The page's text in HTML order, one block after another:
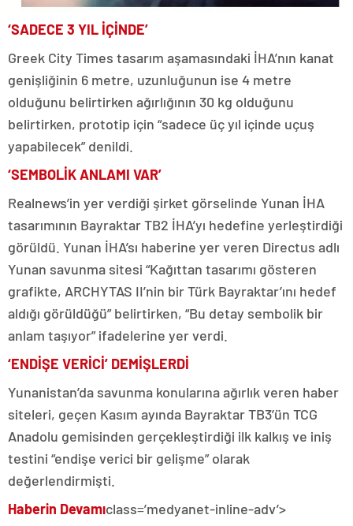
‘SADECE 3 YIL İÇİNDE’
Greek City Times tasarım aşamasındaki İHA’nın kanat
genişliğinin 6 metre, uzunluğunun ise 4 metre
olduğunu belirtirken ağırlığının 30 kg olduğunu
belirtirken, prototip için “sadece üç yıl içinde uçuş
yapabilecek” denildi.
‘SEMBOLİK ANLAMI VAR’
Realnews’in yer verdiği şirket görselinde Yunan İHA
tasarımının Bayraktar TB2 İHA’yı hedefine yerleştirdiği
görüldü. Yunan İHA’sı haberine yer veren Directus adlı
Yunan savunma sitesi “Kağıttan tasarımı gösteren
grafikte, ARCHYTAS II’nin bir Türk Bayraktar’ını hedef
aldığı görüldüğü” belirtirken, “Bu detay sembolik bir
anlam taşıyor” ifadelerine yer verdi.
‘ENDİŞE VERİCİ’ DEMİŞLERDİ
Yunanistan’da savunma konularına ağırlık veren haber
siteleri, geçen Kasım ayında Bayraktar TB3’ün TCG
Anadolu gemisinden gerçekleştirdiği ilk kalkış ve iniş
testini “endişe verici bir gelişme” olarak
değerlendirmişti.
Haberin Devamıclass=’medyanet-inline-adv’>